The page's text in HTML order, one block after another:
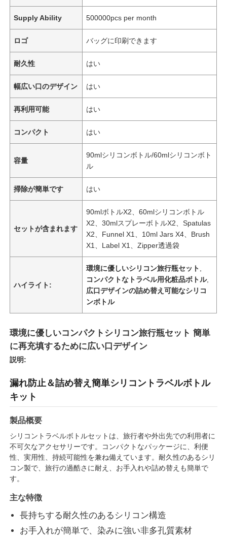
製品
Supply Ability 500000pcs per month
ロゴ バッグに印刷できます
耐久性 はい
幅広い口のデザイン はい
再利用可能 はい
コンパクト はい
容量
90mlシリコンボトル/60mlシリコンボト
ル
掃除が簡単です はい
セットが含まれます
90mlボトルX2、60mlシリコンボトル
X2、30mlスプレーボトルX2、Spatulas
X2、Funnel X1、10ml Jars X4、Brush
X1、Label X1、Zipper透過袋
ハイライト:
環境に優しいシリコン旅行瓶セット
コンパクトなトラベル用化粧品ボトル,
広口デザインの詰め替え可能なシリコ
ンボトル
環境に優しいコンパクトシリコン旅行瓶セット 簡単
に再充填するために広い口デザイン
説明:
漏れ防止＆詰め替え簡単シリコントラベルボトル
キット
製品概要
シリコントラベルボトルセットは、旅行者や外出先での利用者に
不可欠なアクセサリーです。コンパクトなパッケージに、利便
性、実用性、持続可能性を兼ね備えています。耐久性のあるシリ
コン製で、旅行の過酷さに耐え、お手入れや詰め替えも簡単で
す。
主な特徴
長持ちする耐久性のあるシリコン構造
お手入れが簡単で、染みに強い非多孔質素材